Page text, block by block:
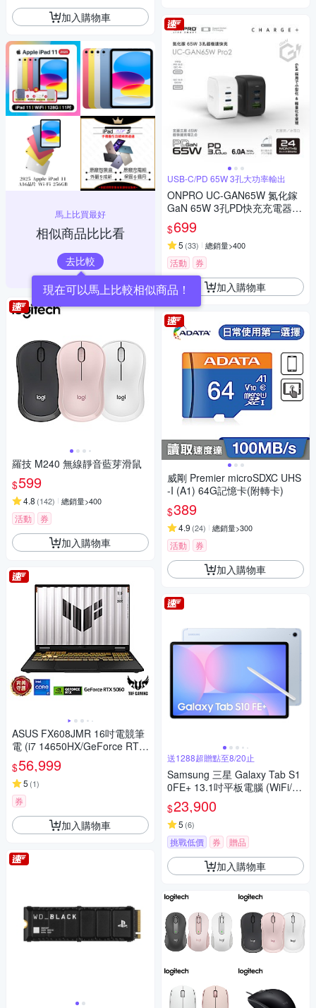
加入購物車
馬上比買最好
相似商品比比看
去比較
羅技 M240 無線靜音藍芽滑鼠
$599
4.8 (142) 總銷量>400
活動 券
加入購物車
ASUS FX608JMR 16吋電競筆
電 (i7 14650HX/GeForce RTX
5060 8GB/16GB/1TB SSD/御
鐵灰/TUF Gaming F16)
$56,999
5 (1)
券
加入購物車
USB-C/PD 65W 3孔大功率輸出
ONPRO UC-GAN65W 氮化鎵
GaN 65W 3孔PD快充充電器
【Pro2版】
$699
5 (33) 總銷量>400
活動 券
加入購物車
威剛 Premier microSDXC UHS
-I (A1) 64G記憶卡(附轉卡)
$389
4.9 (24) 總銷量>300
活動 券
加入購物車
送1288超贈點至8/20止
Samsung 三星 Galaxy Tab S1
0FE+ 13.1吋平板電腦 (WiFi/12
G/256GB) X620
$23,900
5 (6)
挑戰低價 券 贈品
加入購物車